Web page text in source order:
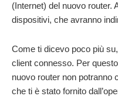
(Internet) del nuovo router.
dispositivi, che avranno
Come ti dicevo poco più
client connesso. Per
nuovo router non potranno
che ti è stato fornito